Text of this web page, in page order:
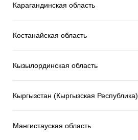
Карагандинская область
Костанайская область
Кызылординская область
Кыргызстан (Кыргызская Республика)
Мангистауская область